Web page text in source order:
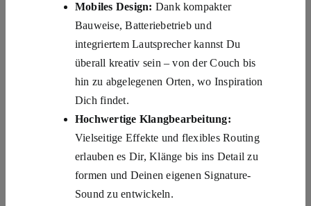
Mobiles Design: Dank kompakter
Bauweise, Batteriebetrieb und
integriertem Lautsprecher kannst Du
überall kreativ sein – von der Couch bis
hin zu abgelegenen Orten, wo Inspiration
Dich findet.
Hochwertige Klangbearbeitung:
Vielseitige Effekte und flexibles Routing
erlauben es Dir, Klänge bis ins Detail zu
formen und Deinen eigenen Signature-
Sound zu entwickeln.